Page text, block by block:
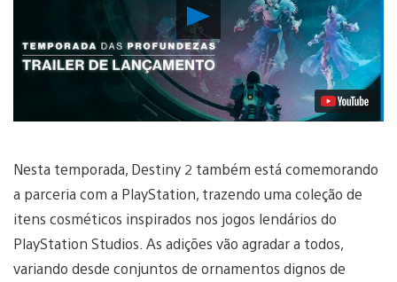
Reproduzir
Vídeo
Nesta temporada, Destiny 2 também está comemorando
a parceria com a PlayStation, trazendo uma coleção de
itens cosméticos inspirados nos jogos lendários do
PlayStation Studios. As adições vão agradar a todos,
variando desde conjuntos de ornamentos dignos de